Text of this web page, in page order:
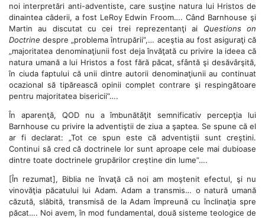
noi interpretări anti-adventiste, care susţine natura lui Hristos de
dinaintea căderii, a fost LeRoy Edwin Froom…. Când Barnhouse şi
Martin au discutat cu cei trei reprezentanţi ai Questions on
Doctrine despre „problema întrupării”,… aceştia au fost asiguraţi că
„majoritatea denominaţiunii fost deja învăţată cu privire la ideea că
natura umană a lui Hristos a fost fără păcat, sfântă şi desăvârşită,
în ciuda faptului că unii dintre autorii denominaţiunii au continuat
ocazional să tipărească opinii complet contrare şi respingătoare
pentru majoritatea bisericii”….
În aparenţă, QOD nu a îmbunătăţit semnificativ percepţia lui
Barnhouse cu privire la adventiştii de ziua a şaptea. Se spune că el
ar fi declarat: „Tot ce spun este că adventiştii sunt creştini.
Continui să cred că doctrinele lor sunt aproape cele mai dubioase
dintre toate doctrinele grupărilor creştine din lume”….
[În rezumat], Biblia ne învaţă că noi am moştenit efectul, şi nu
vinovăţia păcatului lui Adam. Adam a transmis… o natură umană
căzută, slăbită, transmisă de la Adam împreună cu înclinaţia spre
păcat…. Noi avem, în mod fundamental, două sisteme teologice de